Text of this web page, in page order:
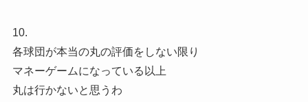
10.
各球団が本当の丸の評価をしない限り
マネーゲームになっている以上
丸は行かないと思うわ